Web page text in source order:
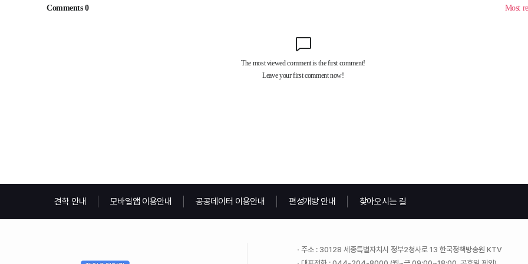
견학 안내 모바일앱 이용안내 공공데이터 이용안내 편성개방 안내 찾아오시는 길
주소 : 30128 세종특별자치시 정부2청사로 13 한국정책방송원 KTV